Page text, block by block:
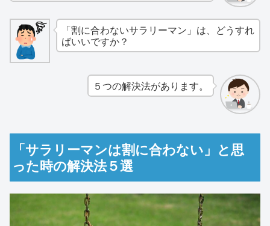
「割に合わないサラリーマン」は、どうすれ
ばいいですか？
５つの解決法があります。
「サラリーマンは割に合わない」と思
った時の解決法５選